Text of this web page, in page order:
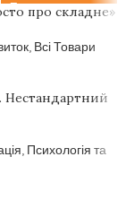
Передзамовлення
про складне»
, Всі Товари
Нестандартний
, Психологія та